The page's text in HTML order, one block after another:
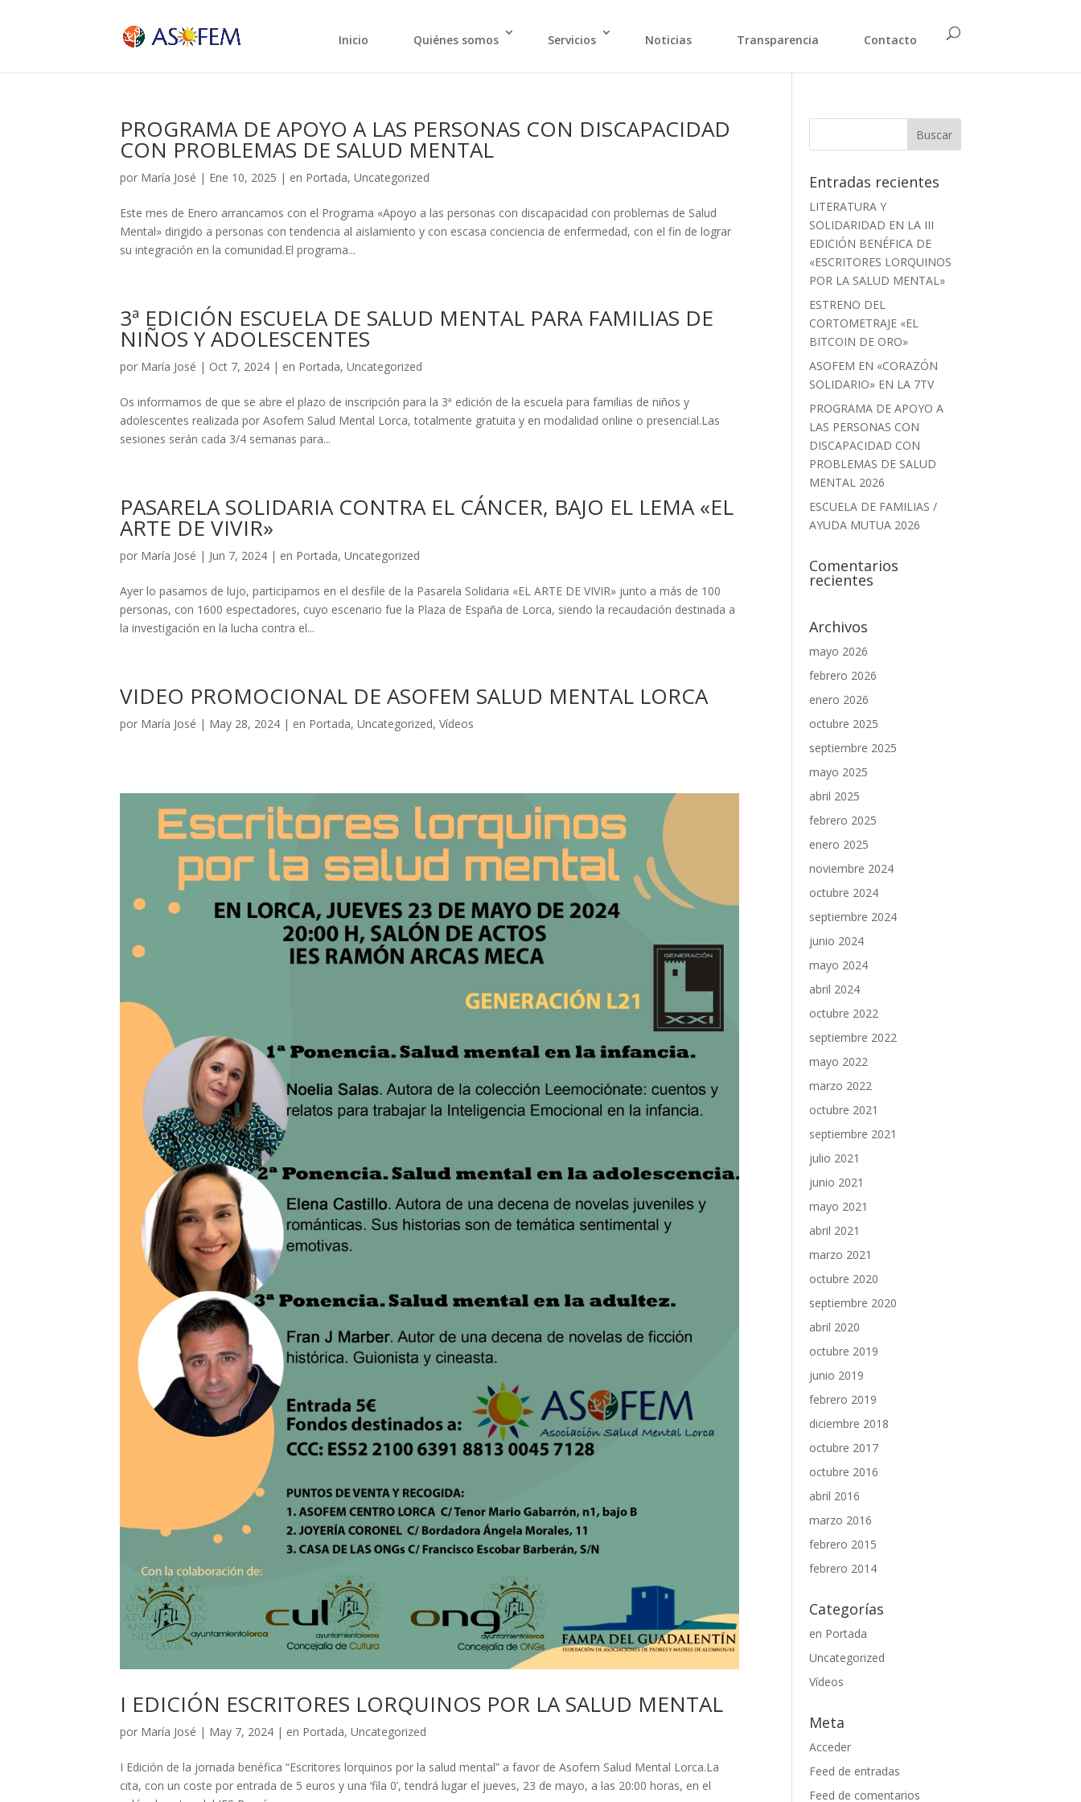
Inicio Quiénes somos Servicios Noticias Transparencia Contacto
PROGRAMA DE APOYO A LAS PERSONAS CON DISCAPACIDAD
CON PROBLEMAS DE SALUD MENTAL
por María José | Ene 10, 2025 | en Portada,Uncategorized
Este mes de Enero arrancamos con el Programa «Apoyo a las personas con discapacidad con problemas de Salud
Mental» dirigido a personas con tendencia al aislamiento y con escasa conciencia de enfermedad, con el fin de lograr
su integración en la comunidad.El programa...
3ª EDICIÓN ESCUELA DE SALUD MENTAL PARA FAMILIAS DE
NIÑOS Y ADOLESCENTES
por María José | Oct 7, 2024 | en Portada,Uncategorized
Os informamos de que se abre el plazo de inscripción para la 3ª edición de la escuela para familias de niños y
adolescentes realizada por Asofem Salud Mental Lorca, totalmente gratuita y en modalidad online o presencial.Las
sesiones serán cada 3/4 semanas para...
PASARELA SOLIDARIA CONTRA EL CÁNCER, BAJO EL LEMA «EL
ARTE DE VIVIR»
por María José | Jun 7, 2024 | en Portada,Uncategorized
Ayer lo pasamos de lujo, participamos en el desfile de la Pasarela Solidaria «EL ARTE DE VIVIR» junto a más de 100
personas, con 1600 espectadores, cuyo escenario fue la Plaza de España de Lorca, siendo la recaudación destinada a
la investigación en la lucha contra el...
VIDEO PROMOCIONAL DE ASOFEM SALUD MENTAL LORCA
por María José | May 28, 2024 | en Portada,Uncategorized,Vídeos
I EDICIÓN ESCRITORES LORQUINOS POR LA SALUD MENTAL
por María José | May 7, 2024 | en Portada,Uncategorized
I Edición de la jornada benéfica “Escritores lorquinos por la salud mental” a favor de Asofem Salud Mental Lorca.La
cita, con un coste por entrada de 5 euros y una ‘fila 0’, tendrá lugar el jueves, 23 de mayo, a las 20:00 horas, en el
Entradas recientes
LITERATURA Y
SOLIDARIDAD EN LA III
EDICIÓN BENÉFICA DE
«ESCRITORES LORQUINOS
POR LA SALUD MENTAL»
ESTRENO DEL
CORTOMETRAJE «EL
BITCOIN DE ORO»
ASOFEM EN «CORAZÓN
SOLIDARIO» EN LA 7TV
PROGRAMA DE APOYO A
LAS PERSONAS CON
DISCAPACIDAD CON
PROBLEMAS DE SALUD
MENTAL 2026
ESCUELA DE FAMILIAS /
AYUDA MUTUA 2026
Comentarios
recientes
Archivos
mayo 2026
febrero 2026
enero 2026
octubre 2025
septiembre 2025
mayo 2025
abril 2025
febrero 2025
enero 2025
noviembre 2024
octubre 2024
septiembre 2024
junio 2024
mayo 2024
abril 2024
octubre 2022
septiembre 2022
mayo 2022
marzo 2022
octubre 2021
septiembre 2021
julio 2021
junio 2021
mayo 2021
abril 2021
marzo 2021
octubre 2020
septiembre 2020
abril 2020
octubre 2019
junio 2019
febrero 2019
diciembre 2018
octubre 2017
octubre 2016
abril 2016
marzo 2016
febrero 2015
febrero 2014
Categorías
en Portada
Uncategorized
Vídeos
Meta
Acceder
Feed de entradas
Feed de comentarios